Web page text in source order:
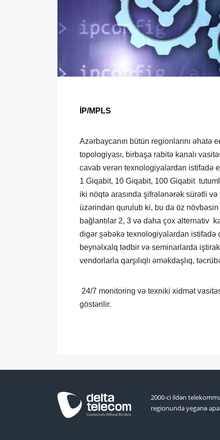
İP/MPLS
Azərbaycanın bütün regionlarını əhatə
topologiyası, birbaşa rabitə kanalı
cavab verən texnologiyalardan istifadə
1 Giqabit, 10 Giqabit, 100 Giqabit
iki nöqtə arasında şifrələnərək sürətli
üzərindən qurulub ki, bu da öz
bağlantılar 2, 3 və daha çox alternativ
digər şəbəkə texnologiyalardan istifadə
beynəlxalq tədbir və seminarlarda
vendorlarla qarşılıqlı əməkdaşlıq,
24/7 monitoring və texniki xidmət
göstərilir.
2000-ci ildən
regionunda yeganə